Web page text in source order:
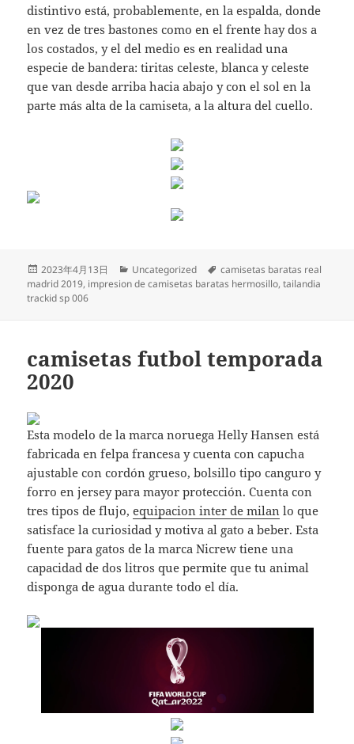
distintivo está, probablemente, en la espalda, donde
en vez de tres bastones como en el frente hay dos a
los costados, y el del medio es en realidad una
especie de bandera: tiritas celeste, blanca y celeste
que van desde arriba hacia abajo y con el sol en la
parte más alta de la camiseta, a la altura del cuello.
Publicado
el
2023年4月13日 Categorías
Uncategorized Etiquetas
camisetas baratas real
madrid 2019, impresion de camisetas baratas hermosillo,tailandia
trackid sp 006
camisetas futbol temporada
2020
Esta modelo de la marca noruega Helly Hansen está
fabricada en felpa francesa y cuenta con capucha
ajustable con cordón grueso, bolsillo tipo canguro y
forro en jersey para mayor protección. Cuenta con
tres tipos de flujo,equipacion inter de milan lo que
satisface la curiosidad y motiva al gato a beber. Esta
fuente para gatos de la marca Nicrew tiene una
capacidad de dos litros que permite que tu animal
disponga de agua durante todo el día.